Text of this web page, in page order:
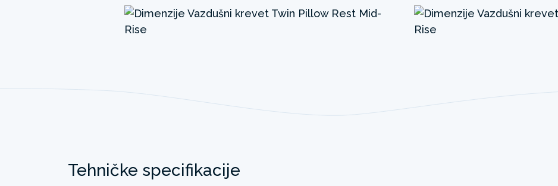
Tehničke specifikacije